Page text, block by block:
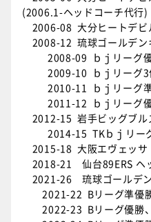
(2006.1-ヘッドコーチ代行)
2006-08 大分ヒートデビ
2008-12 琉球ゴールデン
2008-09 ｂｊリーグ
2009-10 ｂｊリーグ3
2010-11 ｂｊリーグ
2011-12 ｂｊリーグ
2012-15 岩手ビッグブル
2014-15 TKｂｊリー
2015-18 大阪エヴェッサ
2018-21 仙台89ERS ヘ
2021-26 琉球ゴールデン
2021-22 Bリーグ準優
2022-23 Bリーグ優勝